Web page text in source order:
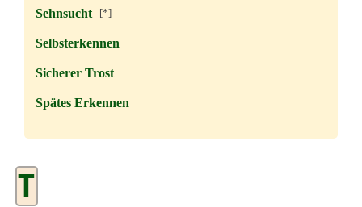
Sehnsucht[*]
Selbsterkennen
Sicherer Trost
Spätes Erkennen
T